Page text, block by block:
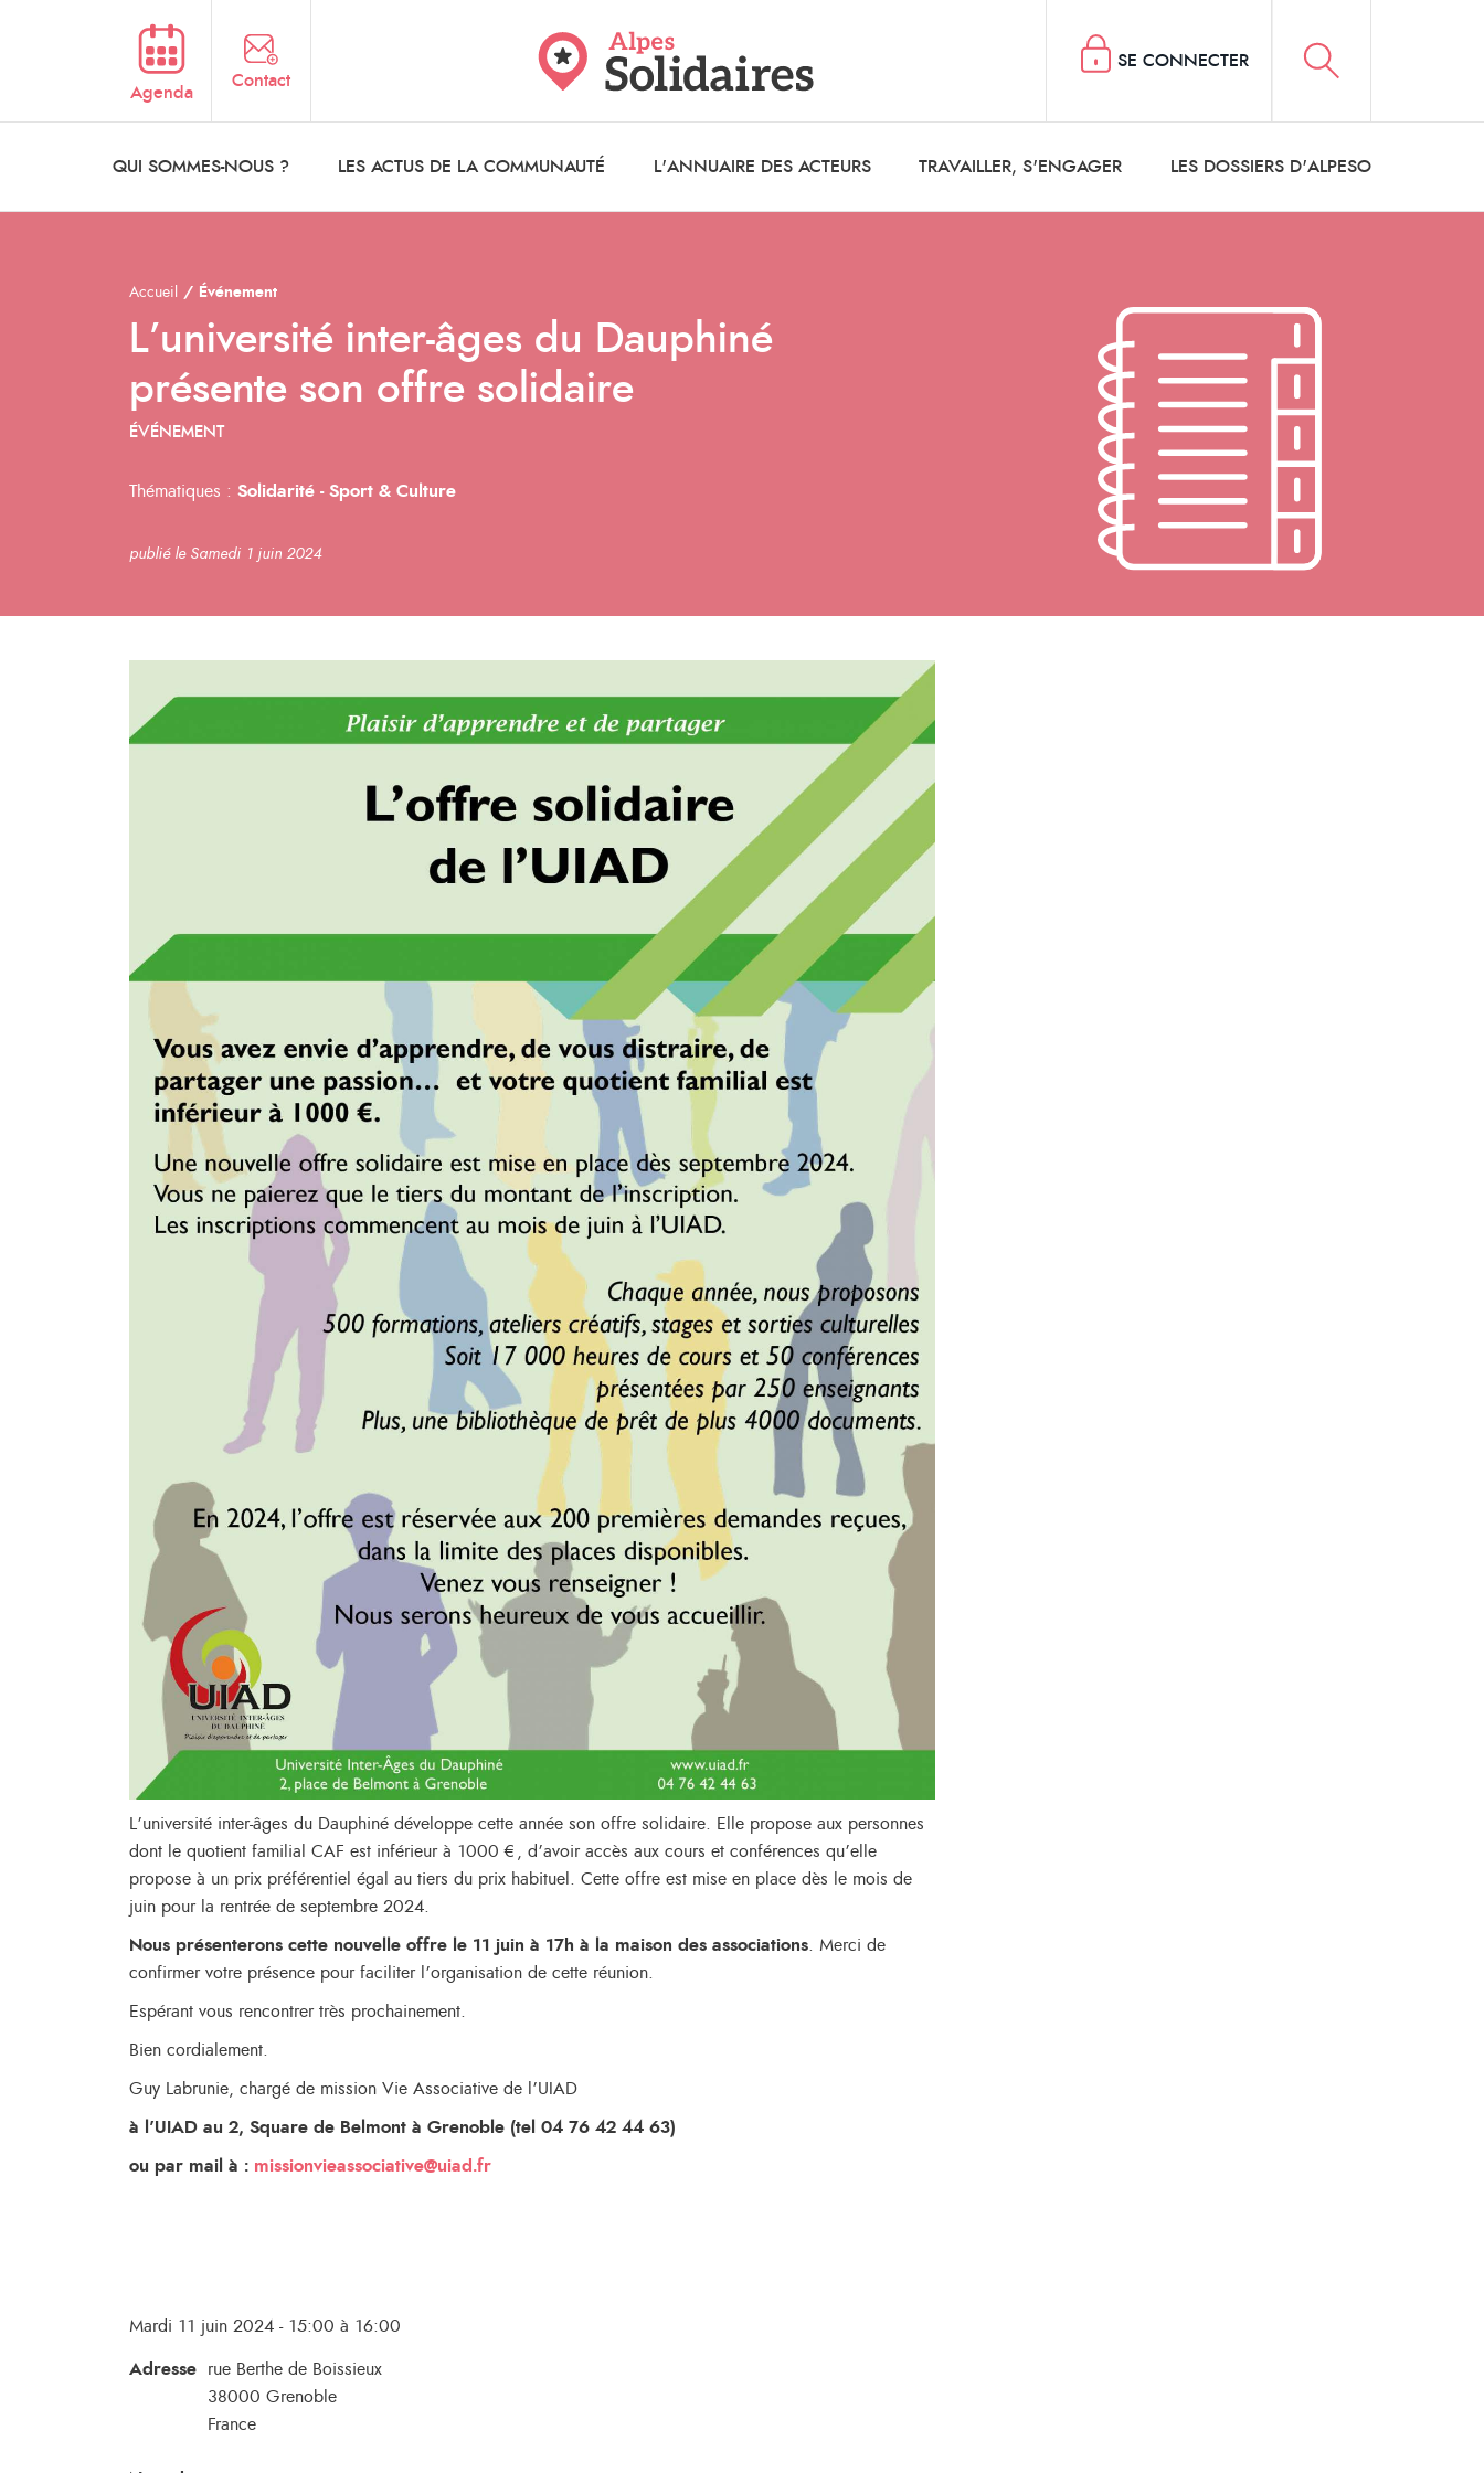
Agenda
Contact
QUI SOMMES-NOUS ? LES ACTUS DE LA COMMUNAUTÉ L'ANNUAIRE DES ACTEURS TRAVAILLER, S'ENGAGER LES DOSSIERS D'ALPESO
SE CONNECTER
Accueil Événement
L’université inter-âges du Dauphiné
présente son offre solidaire
ÉVÉNEMENT
Thématiques : Solidarité - Sport & Culture
publié le Samedi 1 juin 2024
L’université inter-âges du Dauphiné développe cette année son offre solidaire. Elle propose aux personnes
dont le quotient familial CAF est inférieur à 1000 €, d’avoir accès aux cours et conférences qu’elle
propose à un prix préférentiel égal au tiers du prix habituel. Cette offre est mise en place dès le mois de
juin pour la rentrée de septembre 2024.
Nous présenterons cette nouvelle offre le 11 juin à 17h à la maison des associations . Merci de
confirmer votre présence pour faciliter l’organisation de cette réunion.
Espérant vous rencontrer très prochainement.
Bien cordialement.
Guy Labrunie, chargé de mission Vie Associative de l’UIAD
à l’UIAD au 2, Square de Belmont à Grenoble (tel 04 76 42 44 63)
ou par mail à : missionvieassociative@uiad.fr
Mardi 11 juin 2024 - 15:00 à 16:00
Adresse
rue Berthe de Boissieux
38000 Grenoble
France